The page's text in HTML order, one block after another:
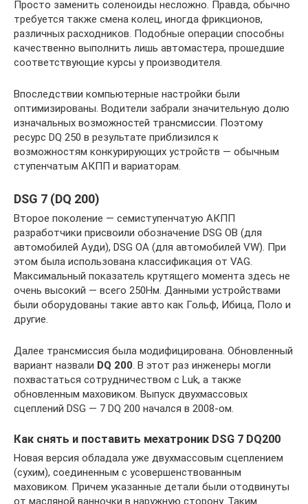
Просто заменить соленоиды несложно. Правда, обычно
требуется также смена колец, иногда фрикционов,
различных расходников. Подобные операции способны
качественно выполнить лишь автомастера, прошедшие
соответствующие курсы у производителя.
Впоследствии компьютерные настройки были
оптимизированы. Водители забрали значительную долю
изначальных возможностей трансмиссии. Поэтому
ресурс DQ 250 в результате приблизился к
возможностям конкурирующих устройств — обычным
ступенчатым АКПП и вариаторам.
DSG 7 (DQ 200)
Второе поколение — семиступенчатую АКПП
разработчики присвоили обозначение DSG ОВ (для
автомобилей Ауди), DSG ОА (для автомобилей VW). При
этом была использована классификация от VAG.
Максимальный показатель крутящего момента здесь не
очень высокий — всего 250Нм. Данными устройствами
были оборудованы такие авто как Гольф, Ибица, Поло и
другие.
Далее трансмиссия была модифицирована. Обновленный
вариант назвали DQ 200. В этот раз инженеры могли
похвастаться сотрудничеством с Luk, а также
обновленным маховиком. Выпуск двухмассовых
сцеплений DSG — 7 DQ 200 начался в 2008-ом.
Как снять и поставить мехатроник DSG 7 DQ200
Новая версия обладала уже двухмассовым сцеплением
(сухим), соединенным с усовершенствованным
маховиком. Причем указанные детали были отодвинуты
от масляной ванночки в наружную сторону. Таким